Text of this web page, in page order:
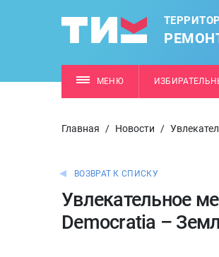
МЕНЮ
Главная / Новости /
ВОЗВРАТ К СПИСКУ
Увлекательное
Democratia –